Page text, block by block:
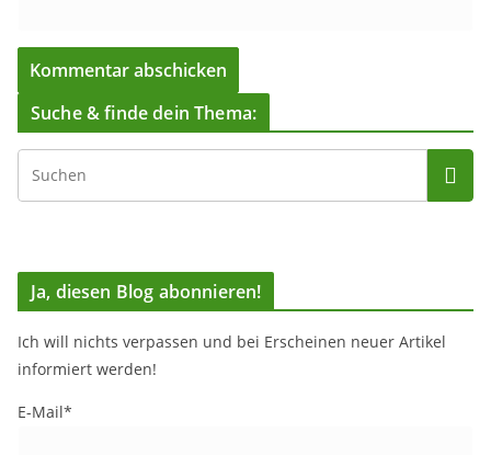
Suche & finde dein Thema:
Ja, diesen Blog abonnieren!
Ich will nichts verpassen und bei Erscheinen neuer Artikel
informiert werden!
E-Mail*